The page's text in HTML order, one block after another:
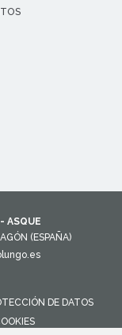
ASQUE
(ESPAÑA)
DE DATOS